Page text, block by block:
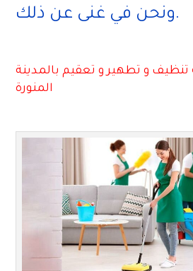
ونحن في غنى عن ذلك.
و تطهير و تعقيم بالمدينة
المنورة